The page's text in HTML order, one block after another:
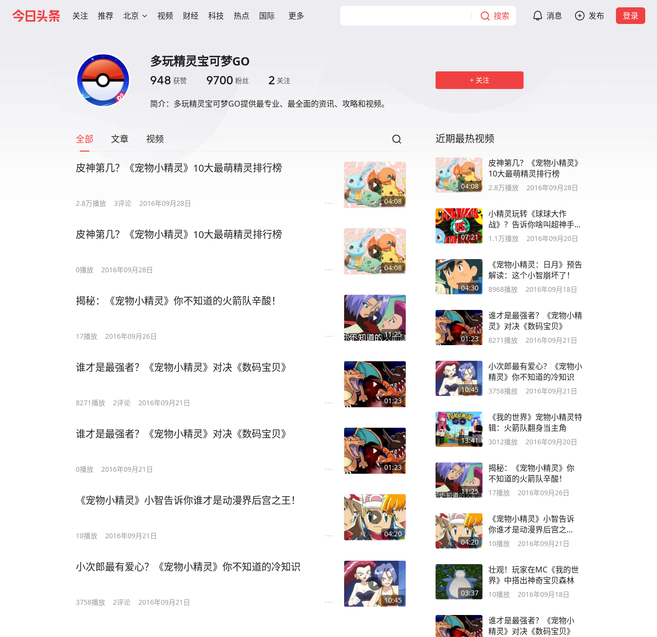
关注 推荐 北京 视频 财经 科技 热点 国际 更多 搜索 消息 发布 登录
多玩精灵宝可梦GO
948 获赞 9700 粉丝 2 关注
简介： 多玩精灵宝可梦GO提供最专业、最全面的资讯、攻略和视频。
关注
全部 文章 视频
04:08
皮神第几？《宠物小精灵》10大最萌精灵排行榜
2.8万播放 3评论 2016年09月28日
04:08
皮神第几？《宠物小精灵》10大最萌精灵排行榜
0播放 2016年09月28日
11:25
揭秘：《宠物小精灵》你不知道的火箭队辛酸！
17播放 2016年09月26日
01:23
谁才是最强者？《宠物小精灵》对决《数码宝贝》
8271播放 2评论 2016年09月21日
01:23
谁才是最强者？《宠物小精灵》对决《数码宝贝》
0播放 2016年09月21日
04:20
《宠物小精灵》小智告诉你谁才是动漫界后宫之王！
10播放 2016年09月21日
10:45
小次郎最有爱心？《宠物小精灵》你不知道的冷知识
3758播放 2评论 2016年09月21日
近期最热视频
04:08
皮神第几？《宠物小精灵》
10大最萌精灵排行榜
2.8万播放 2016年09月28日
07:21
小精灵玩转《球球大作
战》？告诉你啥叫超神手
速！
1.1万播放 2016年09月20日
04:30
《宠物小精灵：日月》预告
解读：这个小智崩坏了！
8968播放 2016年09月18日
01:23
谁才是最强者？《宠物小精
灵》对决《数码宝贝》
8271播放 2016年09月21日
10:45
小次郎最有爱心？《宠物小
精灵》你不知道的冷知识
3758播放 2016年09月21日
13:41
《我的世界》宠物小精灵特
辑：火箭队翻身当主角
3012播放 2016年09月20日
11:25
揭秘：《宠物小精灵》你
不知道的火箭队辛酸！
17播放 2016年09月26日
04:20
《宠物小精灵》小智告诉
你谁才是动漫界后宫之
王！
10播放 2016年09月21日
03:37
壮观！玩家在MC《我的世
界》中搭出神奇宝贝森林
10播放 2016年09月18日
谁才是最强者？《宠物小
精灵》对决《数码宝贝》